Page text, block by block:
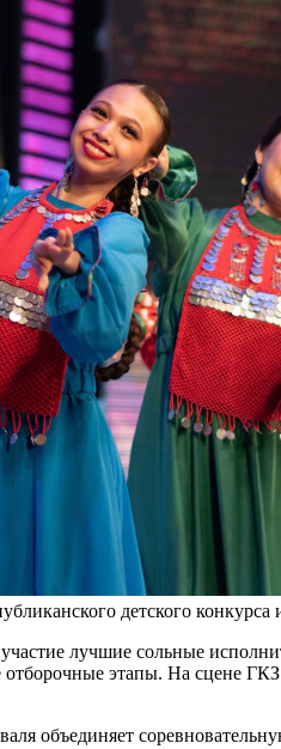
детского
лучшие сольные
этапы. На сцене ГКЗ
объединяет